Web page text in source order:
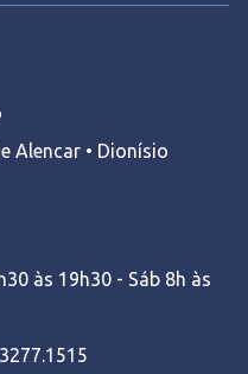
Alencar • Dionísio
às 19h30 - Sáb 8h às